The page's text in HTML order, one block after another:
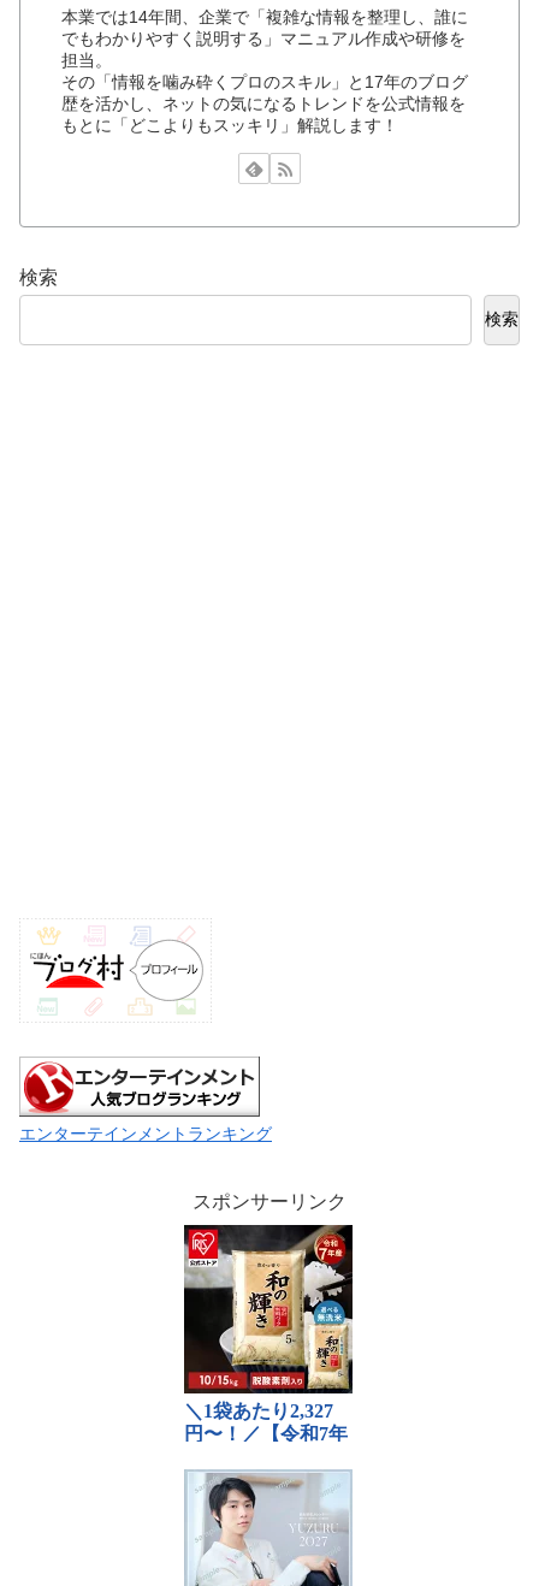
本業では14年間、企業で「複雑な情報を整理し、誰に
でもわかりやすく説明する」マニュアル作成や研修を
担当。
その「情報を噛み砕くプロのスキル」と17年のブログ
歴を活かし、ネットの気になるトレンドを公式情報を
もとに「どこよりもスッキリ」解説します！
検索
検索
エンターテインメントランキング
スポンサーリンク